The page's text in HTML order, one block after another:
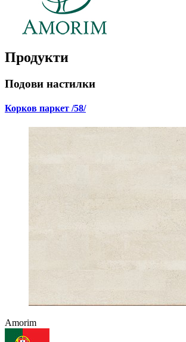
Продукти
Подови настилки
Корков паркет /58/
Amorim